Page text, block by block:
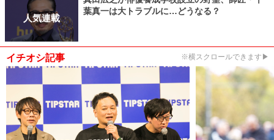
人気連載
葉真一は大トラブルに…どうなる？
イチオシ記事 ※横スクロールできます▶